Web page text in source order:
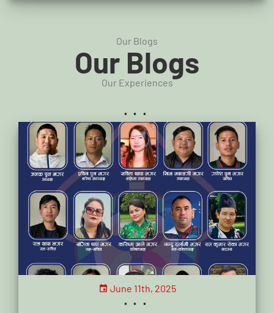
Our Blogs
Our Blogs
Our Experiences
...
June 11th, 2025
...